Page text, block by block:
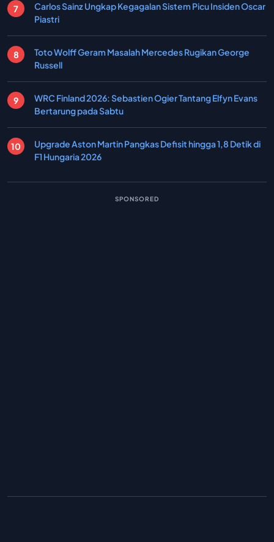
Carlos Sainz Ungkap Kegagalan Sistem Picu Insiden Oscar
Piastri
Toto Wolff Geram Masalah Mercedes Rugikan George
Russell
WRC Finland 2026: Sebastien Ogier Tantang Elfyn Evans
Bertarung pada Sabtu
Upgrade Aston Martin Pangkas Defisit hingga 1,8 Detik di
F1 Hungaria 2026
SPONSORED